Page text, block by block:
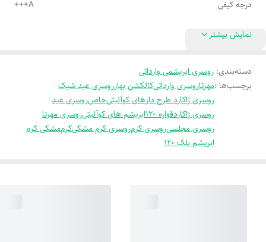
درجه کیفی A+++
نمایش بیشتر
دسته‌بندی: روسری ابریشمی وارداتی
برچسب‌ها :مهرتاروسری وارداتیکالکشن بهارروسری عید شیک
روسری ژاکارد طرح دارهای کوآلیتیخاصروسری عید
روسری ژاکاردقواره 120 ابریشم های کوآلیتیروسری مهرتا
روسری مجلسیروسری کرمروسری کرم مشکیکرممشکی کرم
ابریشم بلک 120